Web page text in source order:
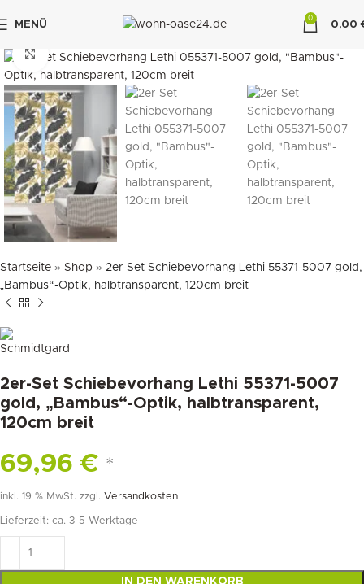
MENÜ
0
0,00
klicken um zu vergrößern
Startseite » Shop » 2er-Set Schiebevorhang Lethi 55371-5007 gold,
„Bambus“-Optik, halbtransparent, 120cm breit
2er-Set Schiebevorhang Lethi 55371-5007
gold, „Bambus“-Optik, halbtransparent,
120cm breit
69,96 € *
inkl. 19 % MwSt. zzgl. Versandkosten
Lieferzeit: ca. 3-5 Werktage
IN DEN WARENKORB